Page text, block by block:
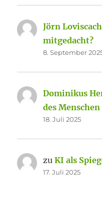
Jörn Loviscach
mitgedacht?
8. September
Dominikus
des Menschen
18. Juli 2025
zuKI als
17. Juli 2025